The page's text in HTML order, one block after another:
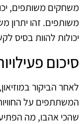
משחקים משותפים,
משותפים. זהו יתרון
יכולות להוות בסיס
סיכום
לאחר הביקור
המשתתפים על
שהכי אהבו, מה